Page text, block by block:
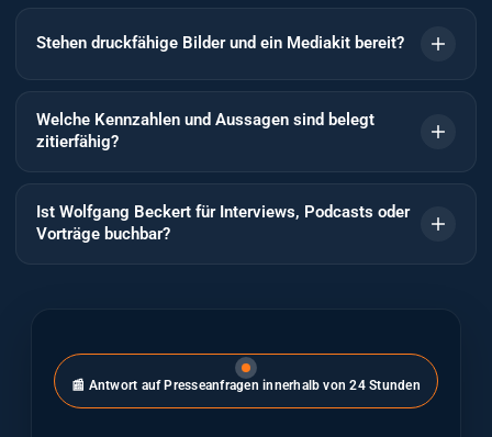
Stehen druckfähige Bilder und ein Mediakit bereit?
Welche Kennzahlen und Aussagen sind belegt
zitierfähig?
Ist Wolfgang Beckert für Interviews, Podcasts oder
Vorträge buchbar?
📰 Antwort auf Presseanfragen innerhalb von 24 Stunden